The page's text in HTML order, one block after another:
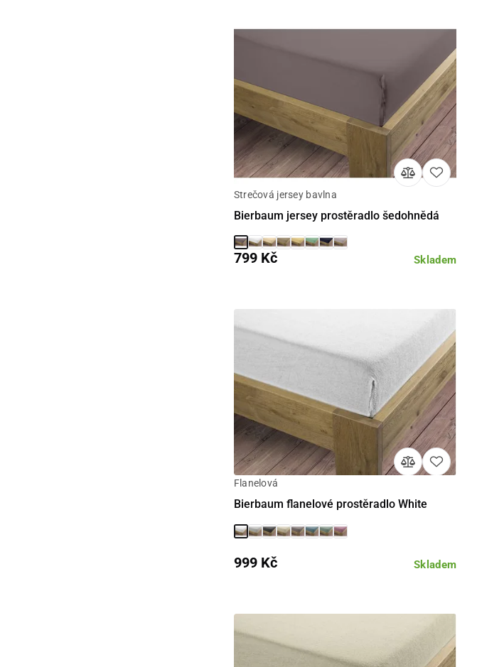
Strečová jersey bavlna
Bierbaum jersey prostěradlo šedohnědá
Skladem
799 Kč
Flanelová
Bierbaum flanelové prostěradlo White
Skladem
999 Kč